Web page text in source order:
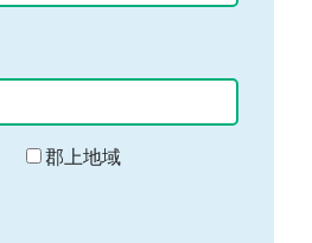
郡上地域